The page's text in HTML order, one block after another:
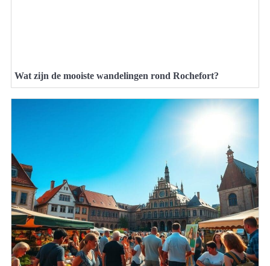
Wat zijn de mooiste wandelingen rond Rochefort?